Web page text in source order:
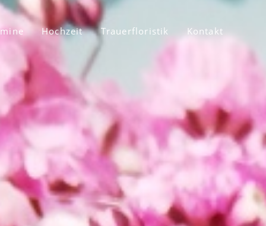
Hochzeit Trauerfloristik Kontakt